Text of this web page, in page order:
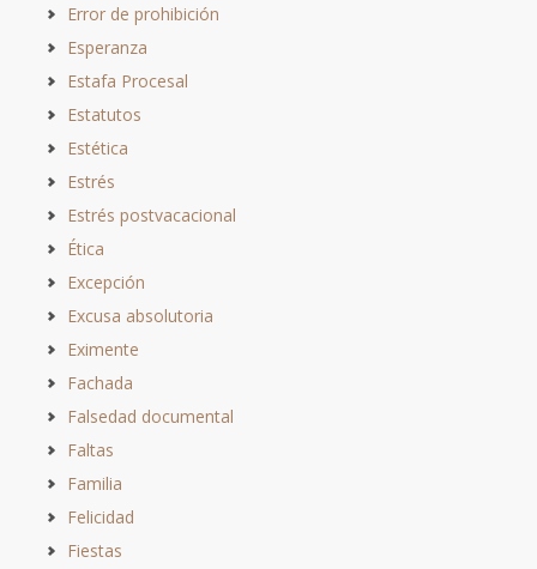
Error de prohibición
Esperanza
Estafa Procesal
Estatutos
Estética
Estrés
Estrés postvacacional
Ética
Excepción
Excusa absolutoria
Eximente
Fachada
Falsedad documental
Faltas
Familia
Felicidad
Fiestas